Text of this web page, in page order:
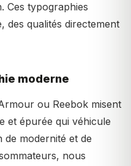
Ces typographies
des qualités directement
moderne
ou Reebok misent
et épurée qui véhicule
de modernité et de
nous